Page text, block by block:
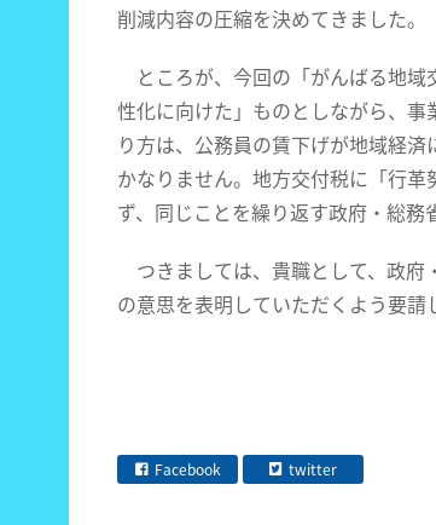
削減内容の圧縮を決めてきました。
ところが、今回の「がんばる地域
性化に向けた」ものとしながら、
り方は、公務員の賃下げが地域経
かなりません。地方交付税に「行
ず、同じことを繰り返す政府・総務
つきましては、貴職として、政府
の意思を表明していただくよう要請
Facebook twitter